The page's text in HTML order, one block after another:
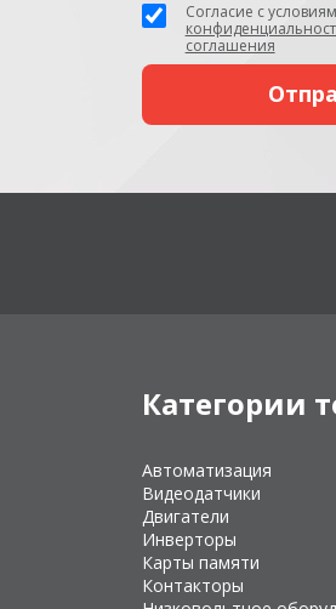
Согласие с
соглашения
Категории
Автоматизация
Видеодатчики
Двигатели
Инверторы
Карты памяти
Контакторы